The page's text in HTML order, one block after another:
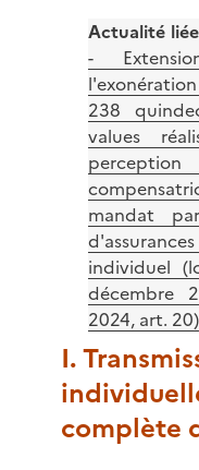
Actualité
-
238
values
mandat
individuel
décembre
2024, art. 20)
I.
complète